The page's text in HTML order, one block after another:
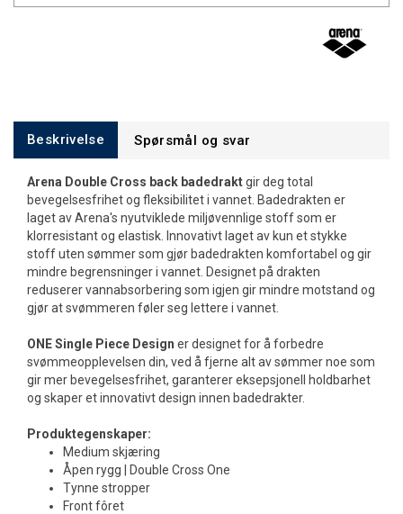
Beskrivelse Spørsmål og svar
Arena Double Cross back badedraktgir deg total
bevegelsesfrihet og fleksibilitet i vannet. Badedrakten er
laget av Arena's nyutviklede miljøvennlige stoff som er
klorresistant og elastisk. Innovativt laget av kun et stykke
stoff uten sømmer som gjør badedrakten komfortabel og gir
mindre begrensninger i vannet. Designet på drakten
reduserer vannabsorbering som igjen gir mindre motstand og
gjør at svømmeren føler seg lettere i vannet.
ONE Single Piece Design er designet for å forbedre
svømmeopplevelsen din, ved å fjerne alt av sømmer noe som
gir mer bevegelsesfrihet, garanterer eksepsjonell holdbarhet
og skaper et innovativt design innen badedrakter.
Produktegenskaper:
Medium skjæring
Åpen rygg | Double Cross One
Tynne stropper
Front fôret